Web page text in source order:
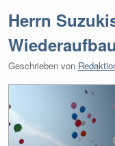
Herrn
Geschrieben von